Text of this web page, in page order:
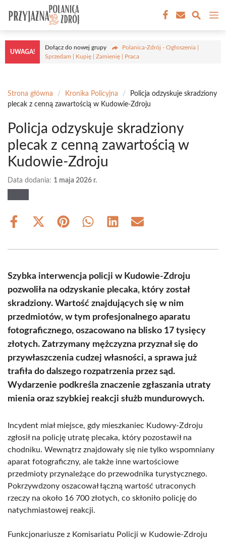
treści
UWAGA!
Dołącz do nowej grupy
Polanica-Zdrój - Ogłoszenia |
Sprzedam | Kupię | Zamienię | Praca
Strona główna / Kronika Policyjna /
Policja odzyskuje skradziony
plecak z cenną zawartością w Kudowie-Zdroju
Policja odzyskuje skradziony
plecak z cenną zawartością w
Kudowie-Zdroju
Data dodania: 1 maja 2026 r.
Share
Share
(Twitter)
Share Share Share Share
Szybka interwencja policji w Kudowie-Zdroju
pozwoliła na odzyskanie plecaka, który został
skradziony. Wartość znajdujących się w nim
przedmiotów, w tym profesjonalnego aparatu
fotograficznego, oszacowano na blisko 17 tysięcy
złotych. Zatrzymany mężczyzna przyznał się do
przywłaszczenia cudzej własności, a sprawa już
trafiła do dalszego rozpatrzenia przez sąd.
Wydarzenie podkreśla znaczenie zgłaszania utraty
mienia oraz szybkiej reakcji służb mundurowych.
Incydent miał miejsce, gdy mieszkaniec Kudowy-Zdroju
zgłosił na policję utratę plecaka, który pozostawił na
chodniku. Wewnątrz znajdowały się nie tylko wspomniany
aparat fotograficzny, ale także inne wartościowe
przedmioty przynależące do przewodnika turystycznego.
Pokrzywdzony oszacował łączną wartość utraconych
rzeczy na około 16 700 złotych, co skłoniło policję do
natychmiastowej reakcji.
Funkcjonariusze z Komisariatu Policji w Kudowie-Zdroju